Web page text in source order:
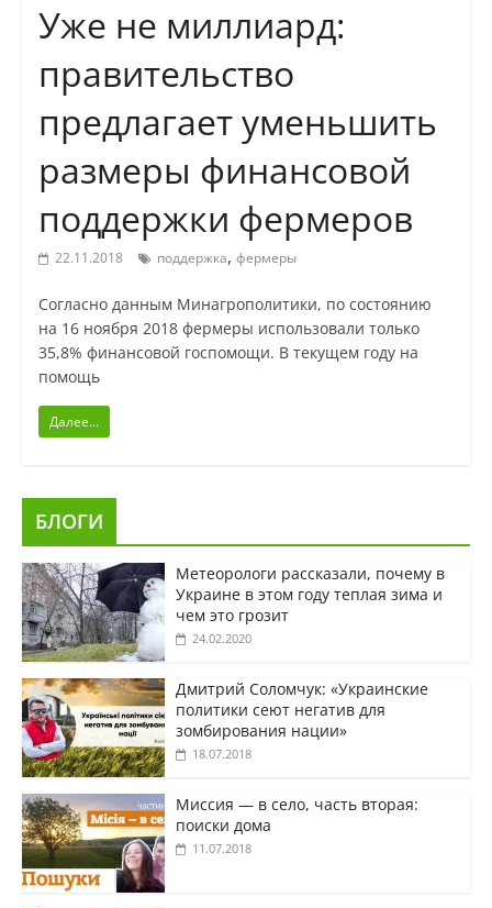
Уже не миллиард:
правительство
предлагает уменьшить
размеры финансовой
поддержки фермеров
22.11.2018 поддержка, фермеры
Согласно данным Минагрополитики, по состоянию
на 16 ноября 2018 фермеры использовали только
35,8% финансовой госпомощи. В текущем году на
помощь
Далее...
БЛОГИ
Метеорологи рассказали, почему в
Украине в этом году теплая зима и
чем это грозит
24.02.2020
Дмитрий Соломчук: «Украинские
политики сеют негатив для
зомбирования нации»
18.07.2018
Миссия — в село, часть вторая:
поиски дома
11.07.2018